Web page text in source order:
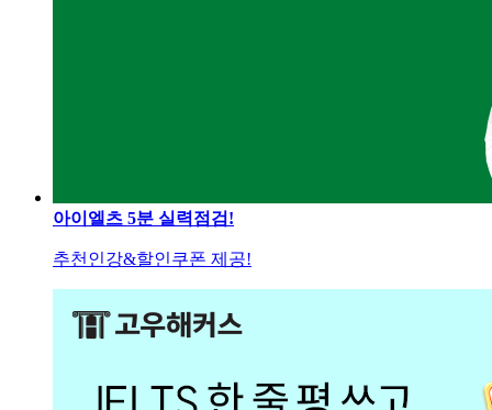
아이엘츠 5분 실력점검!
추천인강&할인쿠폰 제공!